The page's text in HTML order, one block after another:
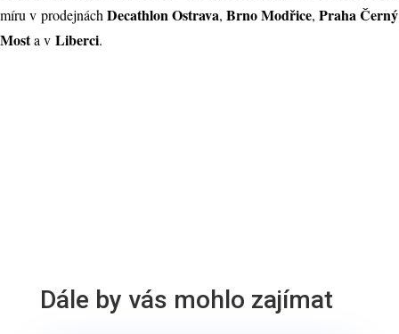
míru v prodejnách Decathlon Ostrava, Brno Modřice, Praha Černý
Mosta v Liberci.
Dále by vás mohlo zajímat